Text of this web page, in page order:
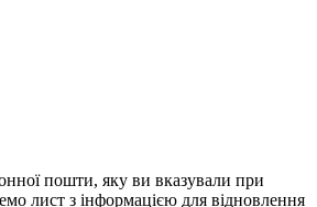
пошти, яку ви вказували при
лист з інформацією для відновлення